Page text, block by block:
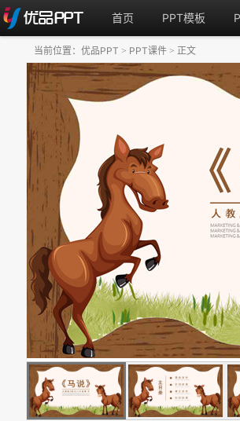
首页 PPT模板
当前位置： 优品PPT > PPT课件 > 正文